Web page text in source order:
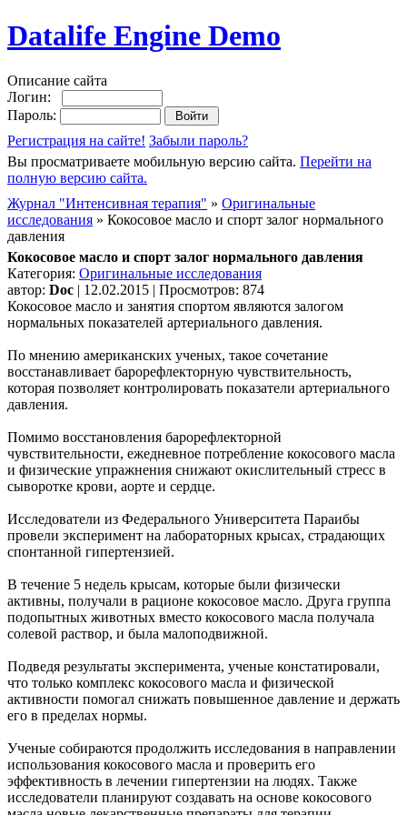
Datalife Engine Demo
Описание сайта
Логин:
Пароль:
Регистрация на сайте! Забыли пароль?
Вы просматриваете мобильную версию сайта. Перейти на
полную версию сайта.
Журнал "Интенсивная терапия" » Оригинальные
исследования » Кокосовое масло и спорт залог нормального
давления
Кокосовое масло и спорт залог нормального давления
Категория: Оригинальные исследования
автор: Doc | 12.02.2015 | Просмотров: 874
Кокосовое масло и занятия спортом являются залогом
нормальных показателей артериального давления.
По мнению американских ученых, такое сочетание
восстанавливает барорефлекторную чувствительность,
которая позволяет контролировать показатели артериального
давления.
Помимо восстановления барорефлекторной
чувствительности, ежедневное потребление кокосового масла
и физические упражнения снижают окислительный стресс в
сыворотке крови, аорте и сердце.
Исследователи из Федерального Университета Параибы
провели эксперимент на лабораторных крысах, страдающих
спонтанной гипертензией.
В течение 5 недель крысам, которые были физически
активны, получали в рационе кокосовое масло. Друга группа
подопытных животных вместо кокосового масла получала
солевой раствор, и была малоподвижной.
Подведя результаты эксперимента, ученые констатировали,
что только комплекс кокосового масла и физической
активности помогал снижать повышенное давление и держать
его в пределах нормы.
Ученые собираются продолжить исследования в направлении
использования кокосового масла и проверить его
эффективность в лечении гипертензии на людях. Также
исследователи планируют создавать на основе кокосового